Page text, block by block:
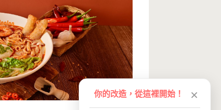
你的改造，從這裡開始！ ✕